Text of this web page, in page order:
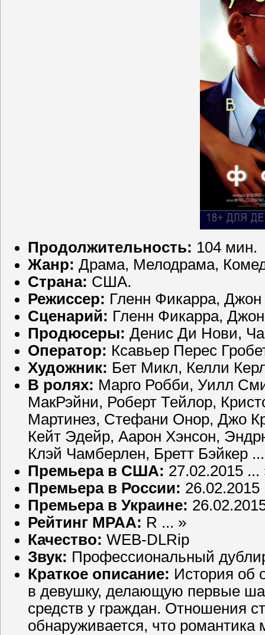
Продолжительность: 104 мин.
Жанр: Драма, Мелодрама,
Страна: США.
Режиссер: Гленн Фикарра, Джон
Сценарий: Гленн Фикарра,
Продюсеры: Денис Ди Нови,
Оператор: Ксавьер Перес
Художник: Бет Микл, Келли
В ролях: Марго Робби, Уилл
МакРэйни, Роберт Тейлор,
Мартинез, Стефани Онор, Джо
Кейт Эдейр, Аарон Хэнсон,
Клэй Чамберлен, Бретт Бэйкер
Премьера в США: 27.02.2015 ...
Премьера в России: 26.02.2015
Премьера в Украине:
Рейтинг MPAA: R ... »
Качество: WEB-DLRip
Звук: Профессиональный
Краткое описание: История об
в девушку, делающую первые
средств у граждан. Отношения
обнаруживается, что